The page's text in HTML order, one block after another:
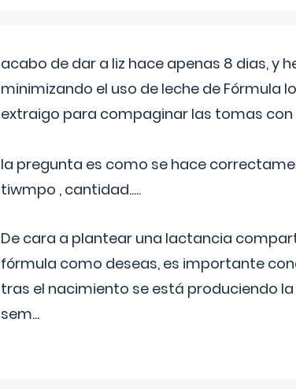
acabo de dar a liz hace apenas 8 dias, y
minimizando el uso de leche de Fórmula
extraigo para compaginar las tomas con
la pregunta es como se hace
tiwmpo , cantidad.....
De cara a plantear una lactancia
fórmula como deseas, es importante
tras el nacimiento se está produciendo
sem...